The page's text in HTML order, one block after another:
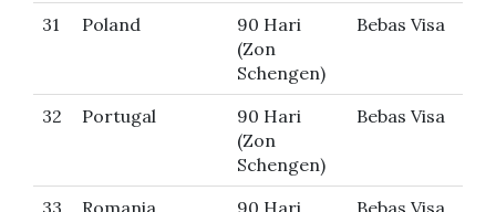
31 Poland
90 Hari
(Zon
Schengen)
Bebas Visa
32 Portugal
90 Hari
(Zon
Schengen)
Bebas Visa